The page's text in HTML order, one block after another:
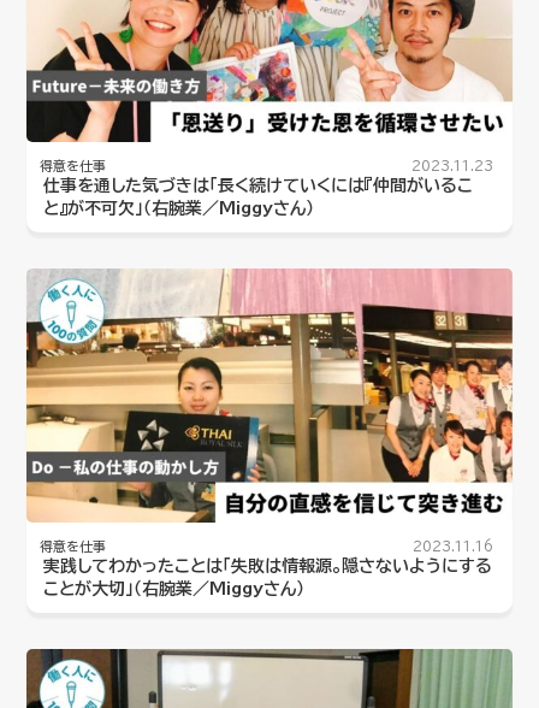
得意を仕事 2023.11.23
仕事を通した気づきは「長く続けていくには『仲間がいるこ
と』が不可欠」（右腕業／Miggyさん）
得意を仕事 2023.11.16
実践してわかったことは「失敗は情報源。隠さないようにする
ことが大切」（右腕業／Miggyさん）